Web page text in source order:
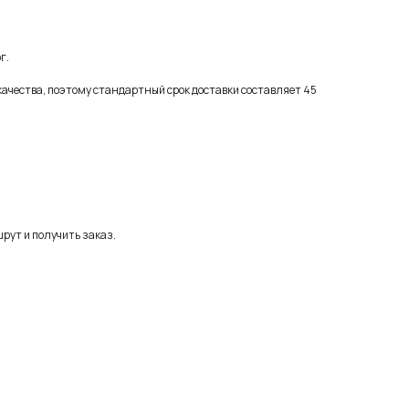
поэтому стандартный срок доставки составляет 45
и получить заказ.